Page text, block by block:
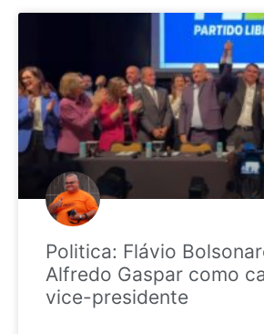
Politica: Flávio
Alfredo Gaspar como
vice-presidente